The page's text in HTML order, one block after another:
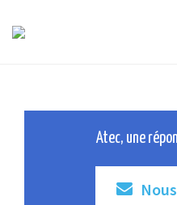
Atec, une